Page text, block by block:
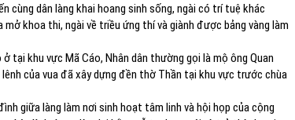
cùng dân làng khai hoang sinh sống, ngài có trí tuệ khác
khoa thi, ngài về triều ứng thí và giành được bảng vàng làm
tại khu vực Mã Cáo, Nhân dân thường gọi là mộ ông Quan
của vua đã xây dựng đền thờ Thần tại khu vực trước chùa
giữa làng làm nơi sinh hoạt tâm linh và hội họp của cộng